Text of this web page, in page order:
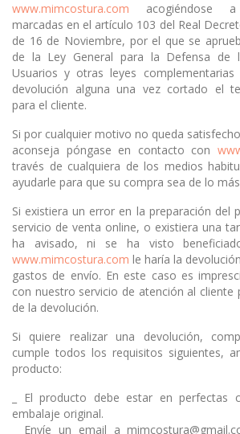
www.mimcostura.com acogiéndose a
marcadas en el artículo 103 del Real
de 16 de Noviembre, por el que se
de la Ley General para la Defensa de
Usuarios y otras leyes
devolución alguna una vez cortado el
para el cliente.
Si por cualquier motivo no queda
aconseja póngase en contacto con
través de cualquiera de los medios
ayudarle para que su compra sea de lo
Si existiera un error en la preparación del
servicio de venta online, o existiera una
ha avisado, ni se ha visto
www.mimcostura.com le haría la
gastos de envío. En este caso es
con nuestro servicio de atención al cliente
de la devolución.
Si quiere realizar una devolución,
cumple todos los requisitos siguientes,
producto:
_ El producto debe estar en perfectas
embalaje original.
_ Envíe un email a